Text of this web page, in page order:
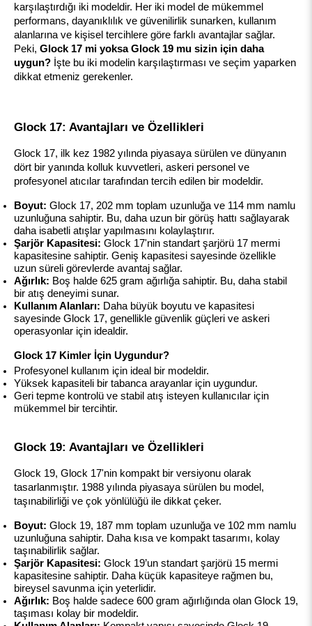
karşılaştırdığı iki modeldir. Her iki model de mükemmel
performans, dayanıklılık ve güvenilirlik sunarken, kullanım
alanlarına ve kişisel tercihlere göre farklı avantajlar sağlar.
Peki, Glock 17 mi yoksa Glock 19 mu sizin için daha
uygun? İşte bu iki modelin karşılaştırması ve seçim yaparken
dikkat etmeniz gerekenler.
Glock 17: Avantajları ve Özellikleri
Glock 17, ilk kez 1982 yılında piyasaya sürülen ve dünyanın
dört bir yanında kolluk kuvvetleri, askeri personel ve
profesyonel atıcılar tarafından tercih edilen bir modeldir.
Boyut: Glock 17, 202 mm toplam uzunluğa ve 114 mm namlu
uzunluğuna sahiptir. Bu, daha uzun bir görüş hattı sağlayarak
daha isabetli atışlar yapılmasını kolaylaştırır.
Şarjör Kapasitesi: Glock 17'nin standart şarjörü 17 mermi
kapasitesine sahiptir. Geniş kapasitesi sayesinde özellikle
uzun süreli görevlerde avantaj sağlar.
Ağırlık: Boş halde 625 gram ağırlığa sahiptir. Bu, daha stabil
bir atış deneyimi sunar.
Kullanım Alanları: Daha büyük boyutu ve kapasitesi
sayesinde Glock 17, genellikle güvenlik güçleri ve askeri
operasyonlar için idealdir.
Glock 17 Kimler İçin Uygundur?
Profesyonel kullanım için ideal bir modeldir.
Yüksek kapasiteli bir tabanca arayanlar için uygundur.
Geri tepme kontrolü ve stabil atış isteyen kullanıcılar için
mükemmel bir tercihtir.
Glock 19: Avantajları ve Özellikleri
Glock 19, Glock 17'nin kompakt bir versiyonu olarak
tasarlanmıştır. 1988 yılında piyasaya sürülen bu model,
taşınabilirliği ve çok yönlülüğü ile dikkat çeker.
Boyut: Glock 19, 187 mm toplam uzunluğa ve 102 mm namlu
uzunluğuna sahiptir. Daha kısa ve kompakt tasarımı, kolay
taşınabilirlik sağlar.
Şarjör Kapasitesi: Glock 19’un standart şarjörü 15 mermi
kapasitesine sahiptir. Daha küçük kapasiteye rağmen bu,
bireysel savunma için yeterlidir.
Ağırlık: Boş halde sadece 600 gram ağırlığında olan Glock 19,
taşıması kolay bir modeldir.